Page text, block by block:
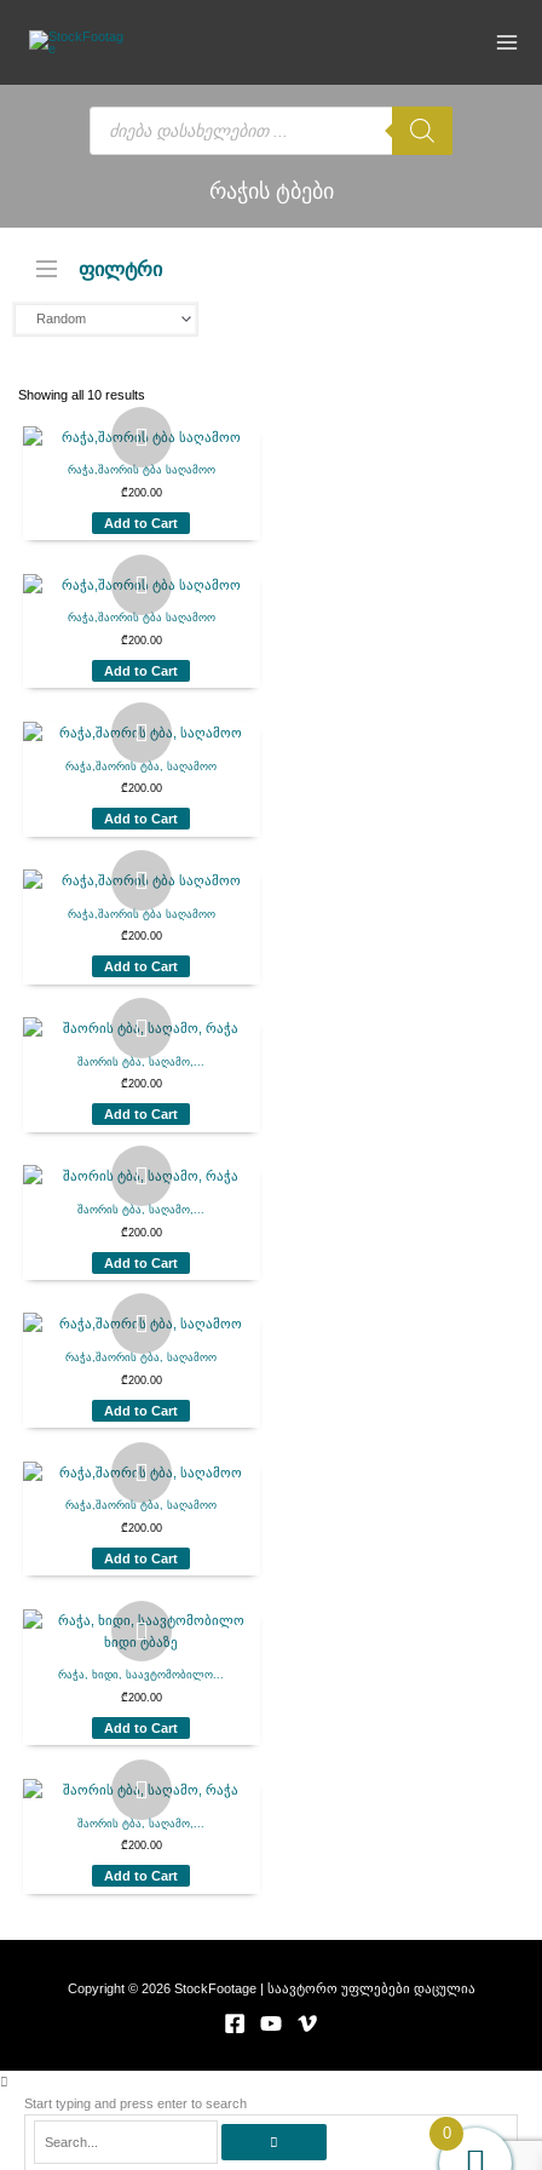
content
Products
search
რაჭის ტბები
ფილტრი
Showing all 10 results
რაჭა,შაორის ტბა საღამოო
₾200.00
Add to Cart
რაჭა,შაორის ტბა საღამოო
₾200.00
Add to Cart
რაჭა,შაორის ტბა, საღამოო
₾200.00
Add to Cart
რაჭა,შაორის ტბა საღამოო
₾200.00
Add to Cart
შაორის ტბა, საღამო,...
₾200.00
Add to Cart
შაორის ტბა, საღამო,...
₾200.00
Add to Cart
რაჭა,შაორის ტბა, საღამოო
₾200.00
Add to Cart
რაჭა,შაორის ტბა, საღამოო
₾200.00
Add to Cart
რაჭა, ხიდი, საავტომობილო...
₾200.00
Add to Cart
შაორის ტბა, საღამო,...
₾200.00
Add to Cart
Copyright © 2026 StockFootage | საავტორო უფლებები დაცულია
Start typing and press enter to search
0